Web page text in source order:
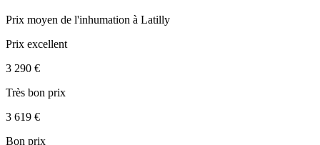
Prix moyen de l'inhumation à Latilly
Prix excellent
3 290 €
Très bon prix
3 619 €
Bon prix